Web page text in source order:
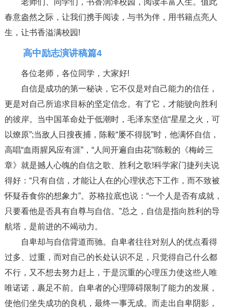
老师们、同学们，书香润泽校园，阅读丰富人生。值此
春意盎然之际，让我们携手阅读，与书为伴，用书籍点亮人
生，让书香溢满校园!
高中励志演讲稿篇4
各位老师，各位同学，大家好!
自信是成功的第一秘诀，它不仅是对自己能力的信任，
更是对自己所追求目标的坚定信念。有了它，才能驶向胜利
的彼岸。当中国革命处于低潮时，毛泽东坚信“星星之火，可
以燎原”;当敌人日搜夜捕，陈毅“屡不得脱”时，他满怀自信，
高唱“血雨腥风应有涯”，“人间开遍自由花”!陈毅的《梅岭三
章》就是撼人心魄的自信之歌、胜利之歌!科学家门捷列夫说
得好：“只有自信，才能让人在的心理状态下工作，而不致被
怀疑吞食你的想象力”。苏格拉底也说：“一个人是否有成就，
只要看他是否具有自尊与自信。”总之，自信是指向胜利的导
航塔，是前进的不竭动力。
自卑却与自信背道而驰。自卑者往往对别人的优点看得
过多、过重，而对自己的长处认识不足，只觉得自己什么都
不行，又不想去努力赶上，于是沉重的心理压力使这些人唯
唯诺诺，裹足不前。自卑者的心理障碍限制了能力的发展，
使他们坐失成功的良机，最终一事无成。而走出自卑阴影，